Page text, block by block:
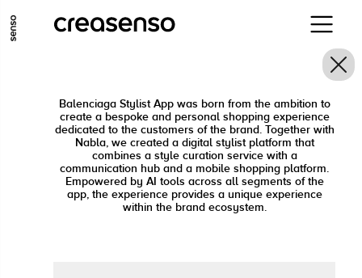
ALLER AU CONTENU PRINCIPAL
Balenciaga Stylist App was born from the ambition to
create a bespoke and personal shopping experience
dedicated to the customers of the brand. Together with
Nabla, we created a digital stylist platform that
combines a style curation service with a
communication hub and a mobile shopping platform.
Empowered by AI tools across all segments of the
app, the experience provides a unique experience
within the brand ecosystem.